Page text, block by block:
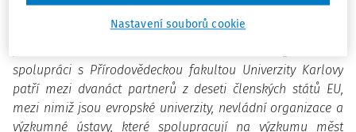
mnohem aktivnější v prosperujících komunitách.
spolupráci s Přírodovědeckou fakultou Univerzity Karlovy
patří mezi dvanáct partnerů z deseti členských států EU,
mezi nimiž jsou evropské univerzity, nevládní organizace a
výzkumné ústavy, které spolupracují na výzkumu měst
Nastavení souborů cookie